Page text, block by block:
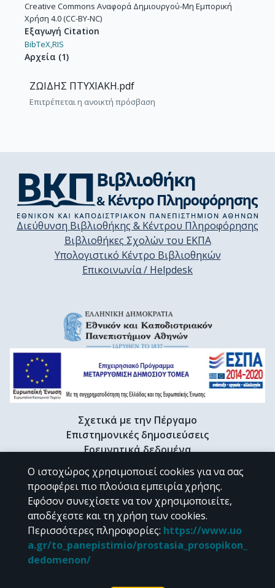
Creative Commons Αναφορά Δημιουργού-Μη Εμπορική
Χρήση 4.0 (CC-BY-NC)
Εξαγωγή Citation
BibTeX,RIS
Αρχεία (1)
ΖΩΙΔΗΣ ΠΤΥΧΙΑΚΗ.pdf
Επιτρέπεται η ανοικτή πρόσβαση
Διεύθυνση Βιβλιοθήκης & Κέντρου Πληροφόρησης
Βιβλιοθήκες Σχολών του ΕΚΠΑ
Υπολογιστικό Κέντρο Βιβλιοθηκών
Επικοινωνία / Helpdesk
Σχετικά με την Πέργαμο
Επιστημονικές δημοσιεύσεις
Ερευνητικά δεδομένα
Διδακτορικές διατριβές & Γκρίζα βιβλιογραφία
Προφίλ Ερευνητή
CC BY-NC 4.0
Εκτός αν αναφέρεται διαφορετικά, το υλικό της "Περγάμου" διατίθεται
Ο ιστοχώρος χρησιμοποιεί cookies για να σας
προσφέρει πιο πλούσια εμπειρία χρήσης.
Εφόσον συνεχίσετε να τον χρησιμοποιείτε,
αποδέχεστε και τη χρήση των cookies.
Περισσότερες πληροφορίες: https://www.uo
a.gr/to_panepistimio/prostasia_prosopikon_
dedomenon/